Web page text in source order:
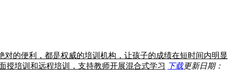
的便利，都是权威的培训机构，让孩子的成绩在短时间内明显
授培训和远程培训，支持教师开展混合式学习 下载更新日期：